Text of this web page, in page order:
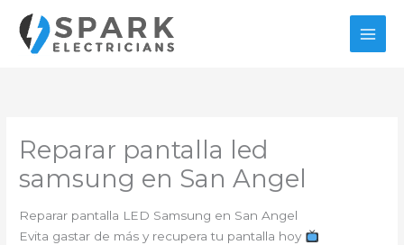
contenido
Reparar pantalla led
samsung en San Angel
Reparar pantalla LED Samsung en San Angel
Evita gastar de más y recupera tu pantalla hoy